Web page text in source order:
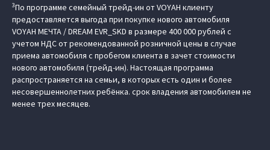
3По программе семейный трейд-ин от VOYAH клиенту
предоставляется выгода при покупке нового автомобиля
VOYAH МЕЧТА / DREAM EVR_SKD в размере 400 000 рублей с
учетом НДС от рекомендованной розничной цены в случае
приема автомобиля с пробегом клиента в зачет стоимости
нового автомобиля (трейд-ин). Настоящая программа
распространяется на семьи, в которых есть один и более
несовершеннолетних ребёнка. срок владения автомобилем не
менее трех месяцев.